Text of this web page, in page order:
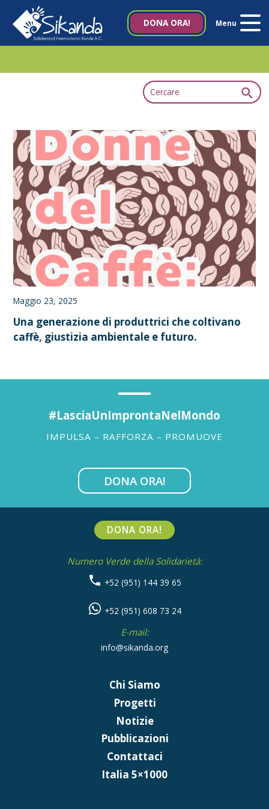
DONA ORA! Menu
Chi Siamo
Contattaci
Italia 5×1000
es en
Maggio 23, 2025
Una generazione di produttrici che coltivano
caffè, giustizia ambientale e futuro.
#LasciaUnImprontaNelMondo
IMPULSA – RAFFORZA – PROMUOVE
DONA ORA!
DONA ORA!
Numero Verde della Solidarietà:
+52 (951) 144 39 65
+52 (951) 608 73 24
E-mail:
info@sikanda.org
Chi Siamo
Progetti
Notizie
Pubblicazioni
Contattaci
Italia 5×1000